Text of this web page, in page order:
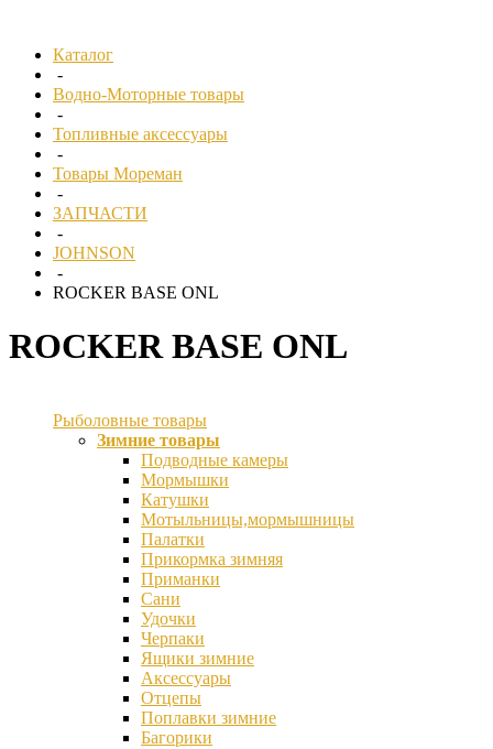
Каталог
-
Водно-Моторные товары
-
Топливные аксессуары
-
Товары Мореман
-
ЗАПЧАСТИ
-
JOHNSON
-
ROCKER BASE ONL
ROCKER BASE ONL
Рыболовные товары
Зимние товары
Подводные камеры
Мормышки
Катушки
Мотыльницы,мормышницы
Палатки
Прикормка зимняя
Приманки
Сани
Удочки
Черпаки
Ящики зимние
Аксессуары
Отцепы
Поплавки зимние
Багорики